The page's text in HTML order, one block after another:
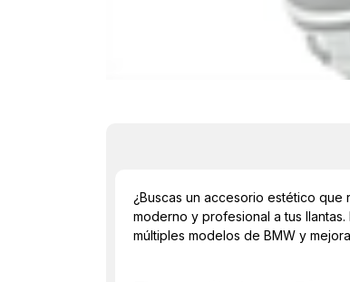
¿Buscas un accesorio estético que
moderno y profesional a tus llantas.
múltiples modelos de BMW y